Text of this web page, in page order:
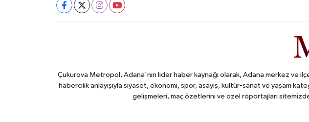
Çukurova Metropol, Adana'nın lider haber kaynağı olarak, Adana merkez ve
habercilik anlayışıyla siyaset, ekonomi, spor, asayiş, kültür-sanat ve yaşam
gelişmeleri, maç özetlerini ve özel röportajları